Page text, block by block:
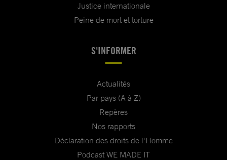
Justice internationale
Peine de mort et torture
S'INFORMER
Actualités
Par pays (A à Z)
Repères
Nos rapports
Déclaration des droits de l'Homme
Podcast WE MADE IT